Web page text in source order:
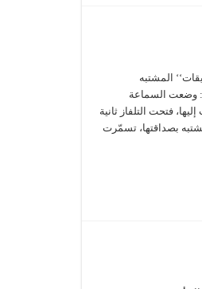
المشتبه
وضعت السماعة
فتحت التلفاز ثانية
بصداقتها، تسمّرت